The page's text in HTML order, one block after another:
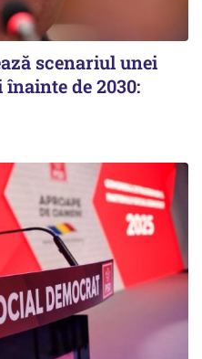
scenariul unei
de 2030: